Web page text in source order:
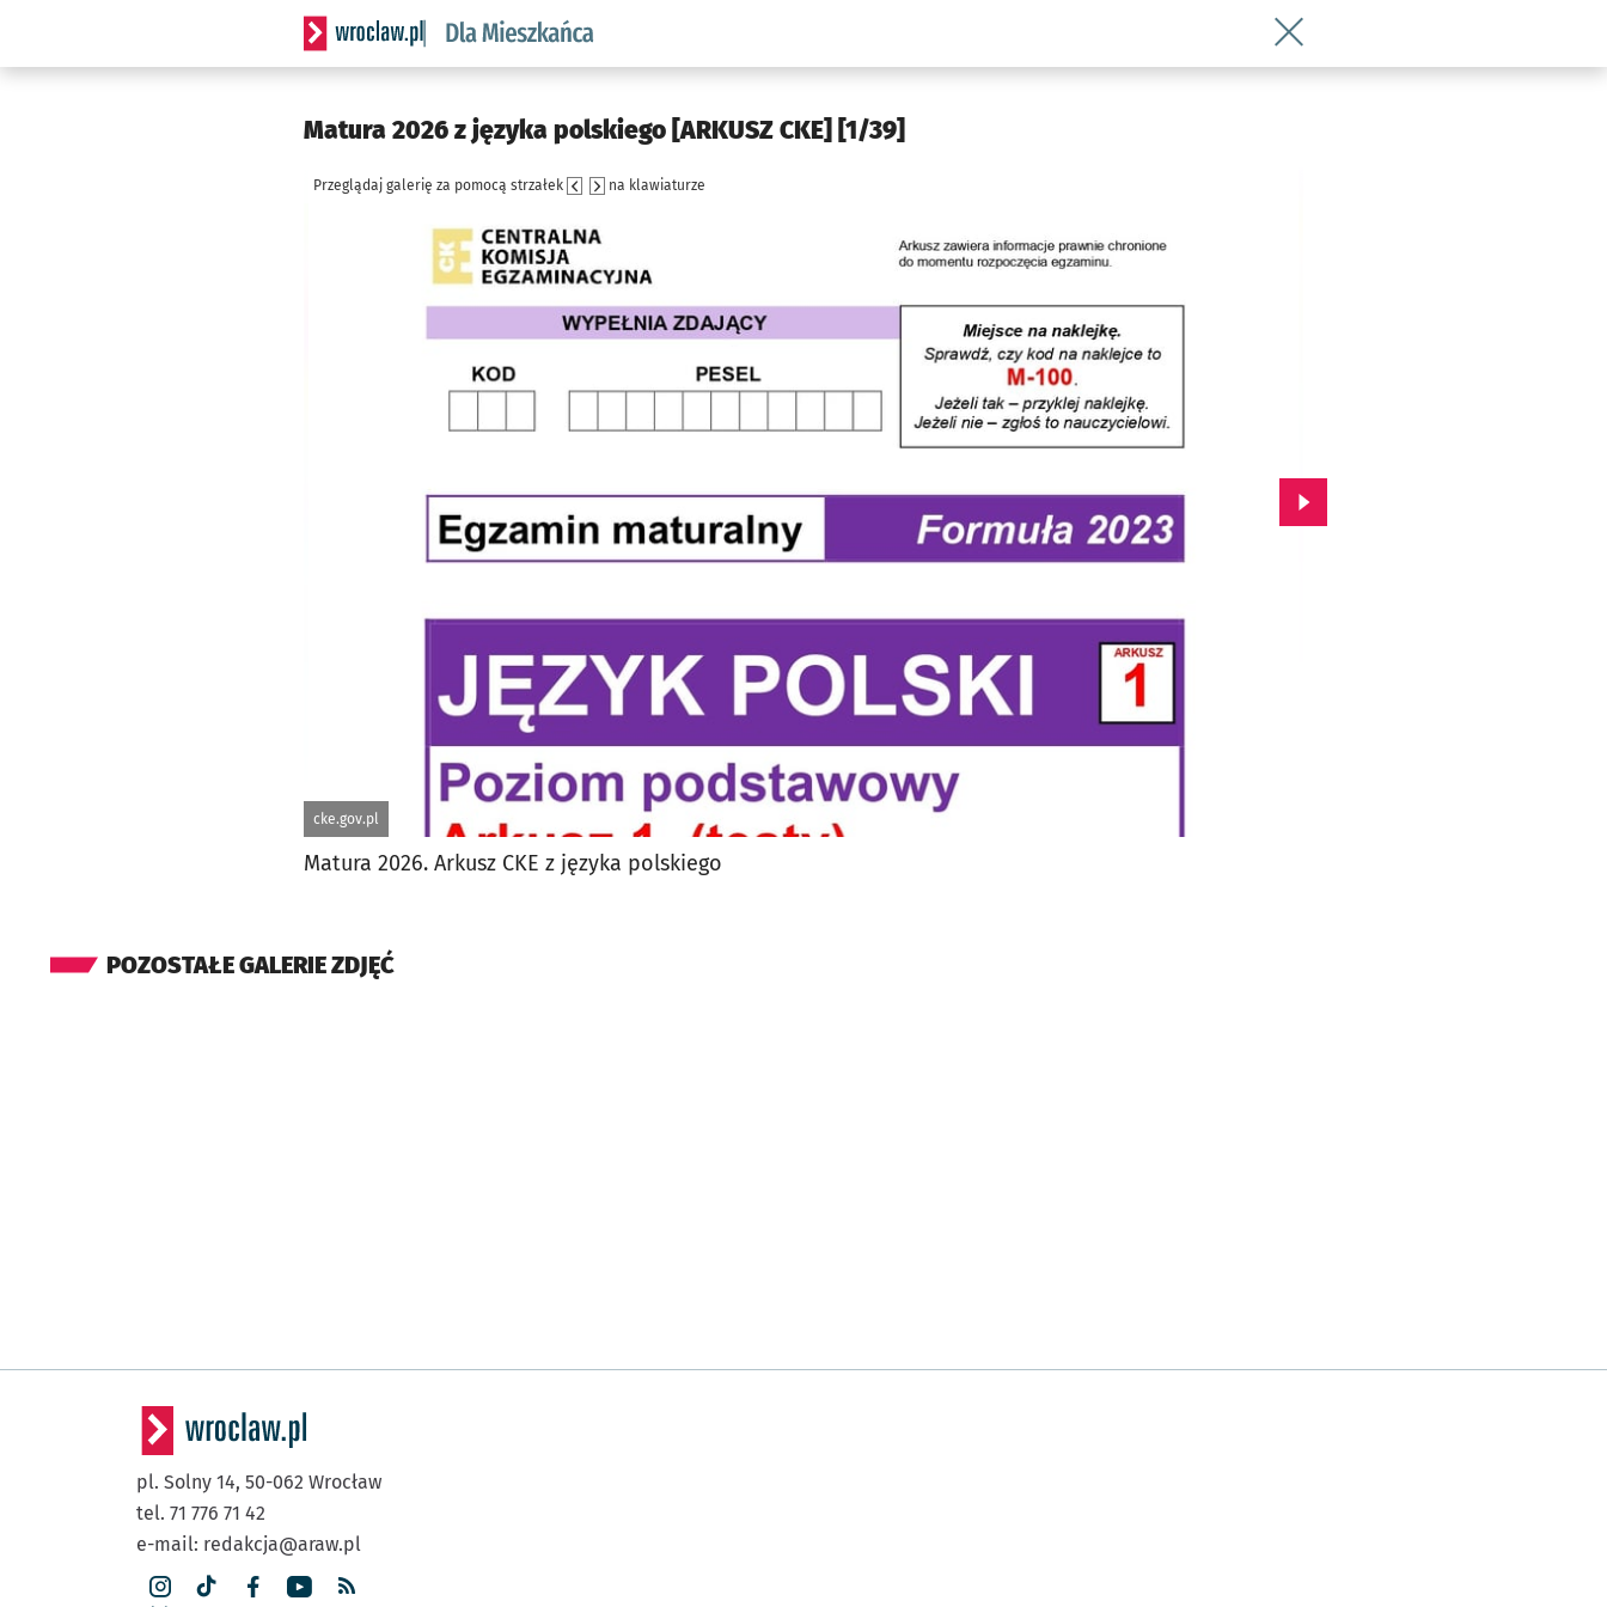
Serwis informacyjny wroclaw.pl podserwis: Dla mieszkańca
Wróć do artykułu Matura 2026 z języka
Matura 2026 z języka polskiego [ARKUSZ CKE] [1/39]
cke.gov.pl
Przeglądaj galerię za pomocą strzałek na klawiaturze
Przejdź do kolejnego zdjęcia.
Matura 2026. Arkusz CKE z języka polskiego
POZOSTAŁE GALERIE ZDJĘĆ
pl. Solny 14, 50-062 Wrocław
tel. 71 776 71 42
e-mail: redakcja@araw.pl